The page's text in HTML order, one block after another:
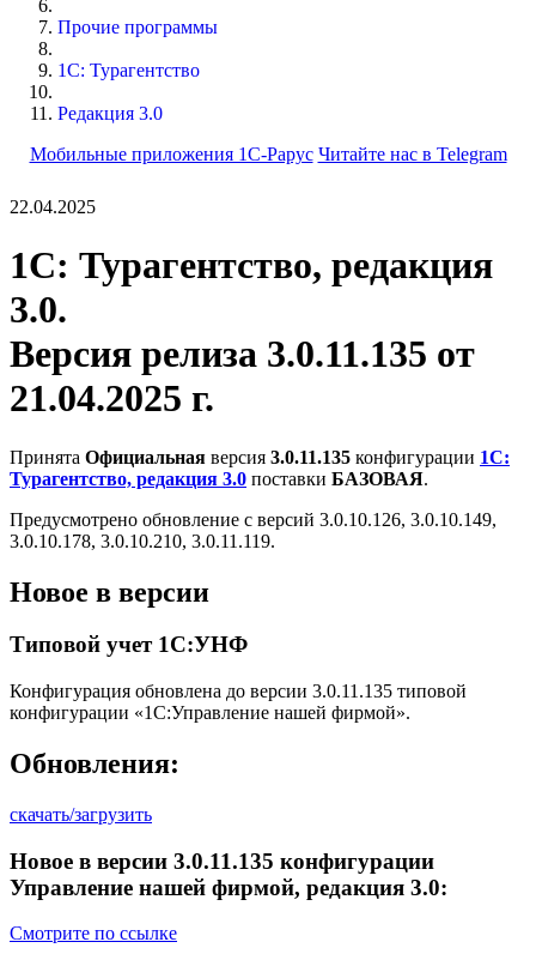
Прочие программы
1С: Турагентство
Редакция 3.0
Мобильные приложения 1С-Рарус Читайте нас в Telegram
22.04.2025
1С: Турагентство, редакция
3.0.
Версия релиза 3.0.11.135 от
21.04.2025 г.
Принята Официальная версия 3.0.11.135 конфигурации 1С:
Турагентство, редакция 3.0 поставки БАЗОВАЯ.
Предусмотрено обновление с версий 3.0.10.126, 3.0.10.149,
3.0.10.178, 3.0.10.210, 3.0.11.119.
Новое в версии
Типовой учет 1С:УНФ
Конфигурация обновлена до версии 3.0.11.135 типовой
конфигурации «1С:Управление нашей фирмой».
Обновления:
скачать/загрузить
Новое в версии 3.0.11.135 конфигурации
Управление нашей фирмой, редакция 3.0:
Смотрите по ссылке